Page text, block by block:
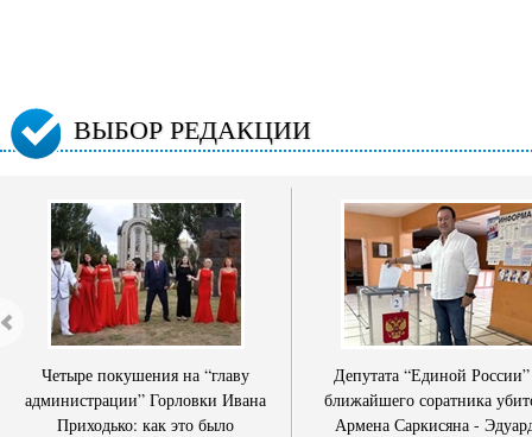
ВЫБОР РЕДАКЦИИ
Четыре покушения на “главу
администрации” Горловки Ивана
Приходько: как это было
Депутата “Единой
ближайшего соратника
Армена Саркисяна -